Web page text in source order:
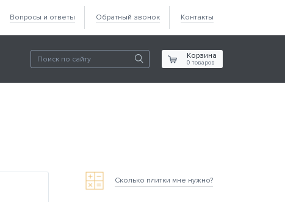
Вопросы и ответы Обратный звонок Контакты
Корзина
0 товаров
Сколько плитки мне нужно?